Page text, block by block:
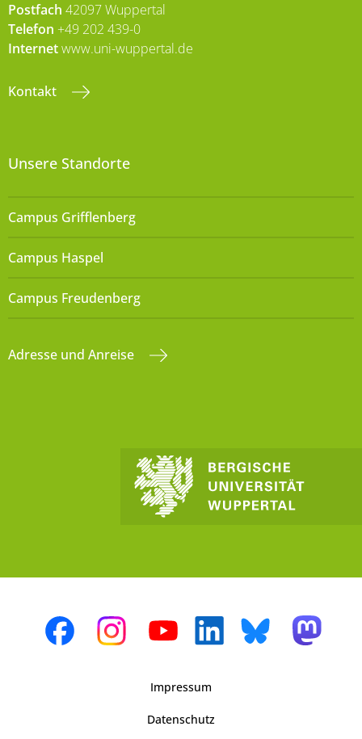
Postfach 42097 Wuppertal
Telefon +49 202 439-0
Internetwww.uni-wuppertal.de
Kontakt
Unsere Standorte
Campus Grifflenberg
Campus Haspel
Campus Freudenberg
Adresse und Anreise
Impressum
Datenschutz